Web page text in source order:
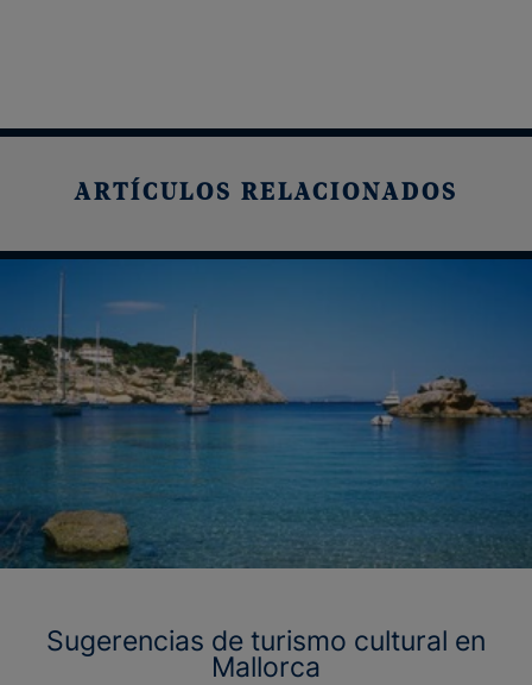
ARTÍCULOS RELACIONADOS
Sugerencias de turismo cultural en
Mallorca